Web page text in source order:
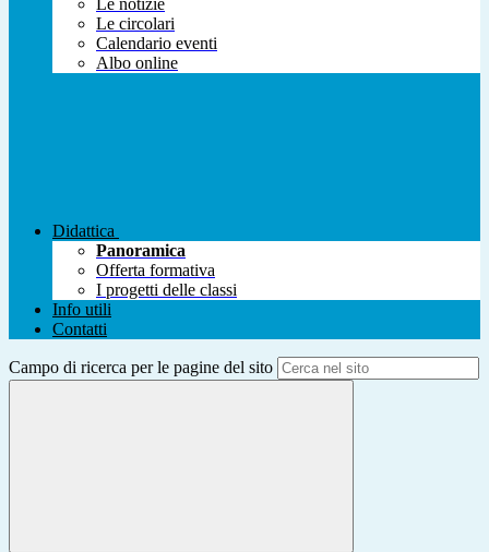
Le notizie
Le circolari
Calendario eventi
Albo online
Didattica
Panoramica
Offerta formativa
I progetti delle classi
Info utili
Contatti
Campo di ricerca per le pagine del sito